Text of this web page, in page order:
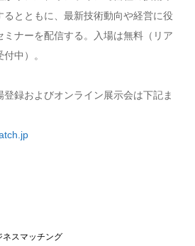
とともに、最新技術動向や経営に役
ミナーを配信する。入場は無料（リア
中）。
録およびオンライン展示会は下記ま
ネスマッチング